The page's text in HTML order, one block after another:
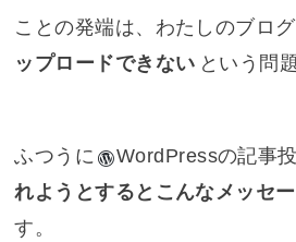
ことの発端は、わたしのブロ
ップロードできない という問
ふつうに WordPressの記事
れようとするとこんなメッセ
す。